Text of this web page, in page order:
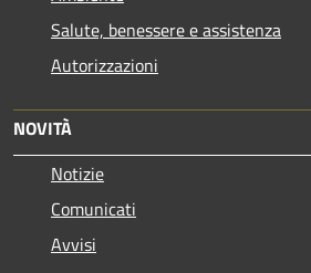
Salute, benessere e assistenza
Autorizzazioni
NOVITÀ
Notizie
Comunicati
Avvisi